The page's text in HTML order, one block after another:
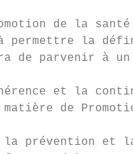
de la
permettre la
de parvenir à
et la
de
la prévention et